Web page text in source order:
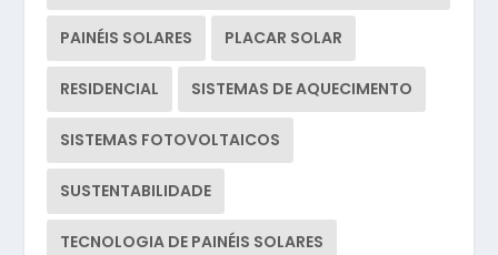
PAINÉIS SOLARES PLACAR SOLAR
RESIDENCIAL SISTEMAS DE AQUECIMENTO
SISTEMAS FOTOVOLTAICOS
SUSTENTABILIDADE
TECNOLOGIA DE PAINÉIS SOLARES